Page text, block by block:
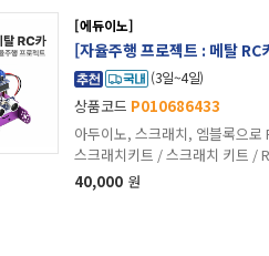
[에듀이노]
[자율주행 프로젝트 : 메탈
(3일~4일)
상품코드 P010686433
아두이노, 스크래치, 엠블록으
스크래치키트 / 스크래치 키트 /
40,000 원